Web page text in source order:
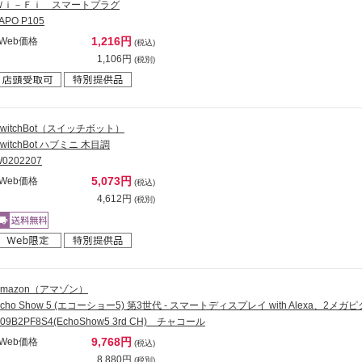
ｉ－Ｆｉ スマートプラグ
P105
価格
1,216円 (税込)
1,106円 (税別)
（スイッチボット）
ハブミニ 木目調
価格
5,073円 (税込)
4,612円 (税別)
（アマゾン）
Show 5 (エコーショー5) 第3世代 - スマートディスプレイ with Alexa、2メガピ
3rd CH) チャコール
価格
9,768円 (税込)
8,880円 (税別)